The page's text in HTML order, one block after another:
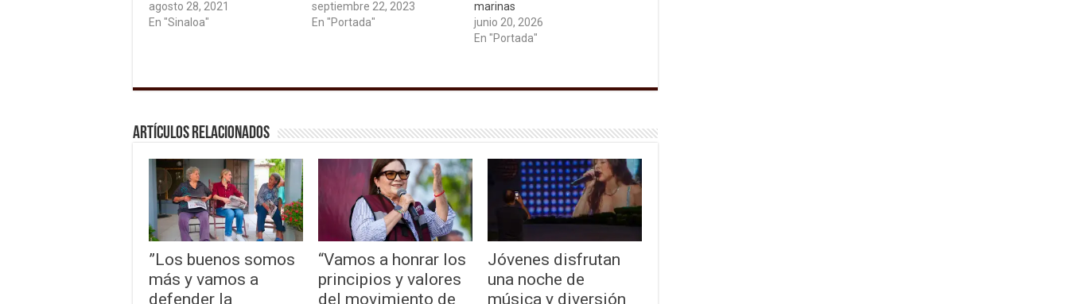
agosto 28, 2021
En "Sinaloa"
septiembre 22, 2023
En "Portada"
marinas
junio 20, 2026
En "Portada"
Artículos relacionados
”Los buenos somos
más y vamos a
defender la
“Vamos a honrar los
principios y valores
del movimiento de
Jóvenes disfrutan
una noche de
música y diversión